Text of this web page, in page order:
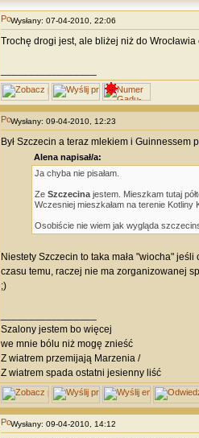
Wysłany: 07-04-2010, 22:06
Trochę drogi jest, ale bliżej niż do
Wysłany: 09-04-2010, 12:23
Był Szczecin a teraz mlekiem i Guinnessem
Alena napisał/a:
Ja chyba nie pisałam.
Ze Szczecina jestem. Mieszkam tutaj
Wczesniej mieszkałam na terenie Kotliny
Osobiście nie wiem jak wygląda
Niestety Szczecin to taka mała "wiocha"
czasu temu, raczej nie ma zorganizowanej
;)
Szalony jestem bo więcej
we mnie bólu niż mogę znieść
Z wiatrem przemijają Marzenia /
Z wiatrem spada ostatni jesienny liść
Wysłany: 09-04-2010, 14:12